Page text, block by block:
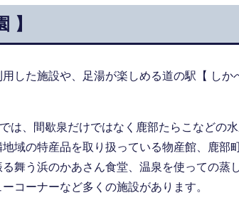
】
した施設や、足湯が楽しめる道の駅【 しか
は、間歇泉だけではなく鹿部たらこなどの
域の特産品を取り扱っている物産館、鹿部
舞う浜のかあさん食堂、温泉を使っての蒸
コーナーなど多くの施設があります。